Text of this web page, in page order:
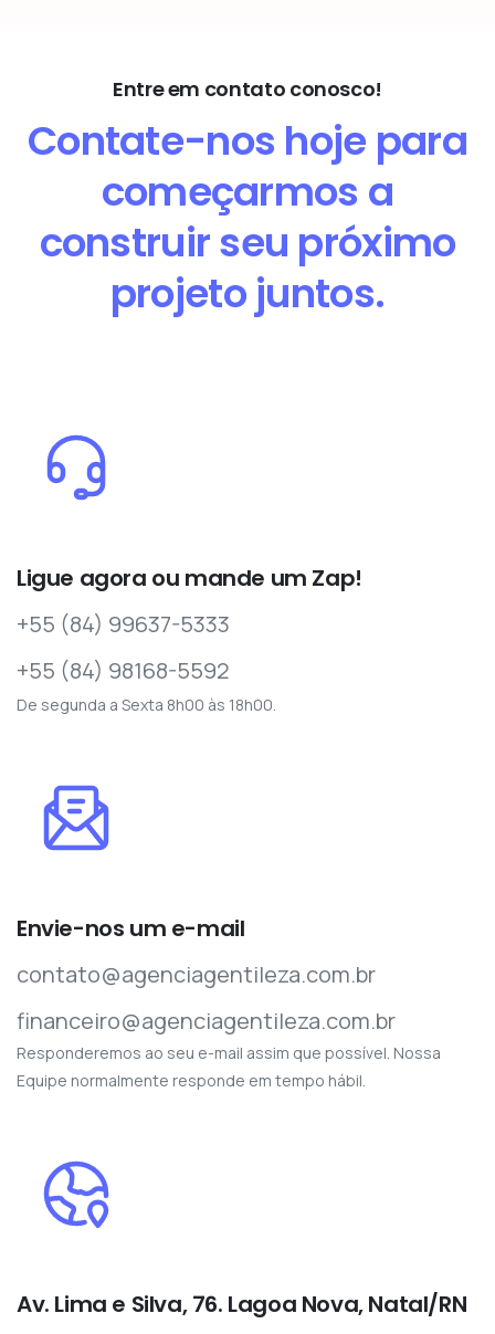
Entre em contato conosco!
Contate-nos hoje para
começarmos a
construir seu próximo
projeto juntos.
Ligue agora ou mande um Zap!
+55 (84) 99637-5333
+55 (84) 98168-5592
De segunda a Sexta 8h00 às 18h00.
Envie-nos um e-mail
contato@agenciagentileza.com.br
financeiro@agenciagentileza.com.br
Responderemos ao seu e-mail assim que possível. Nossa
Equipe normalmente responde em tempo hábil.
Av. Lima e Silva, 76. Lagoa Nova, Natal/RN